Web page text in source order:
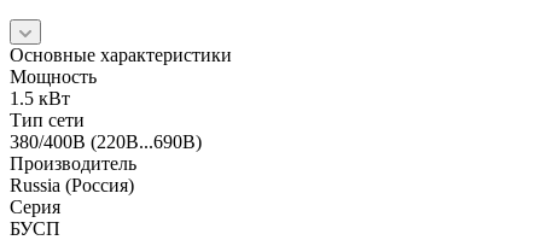
Основные характеристики
Мощность
1.5 кВт
Тип сети
380/400В (220В...690В)
Производитель
Russia (Россия)
Серия
БУСП